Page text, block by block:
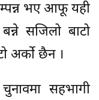
भए आफू यही
सजिलो बाटो
अर्को छैन ।
सहभागी